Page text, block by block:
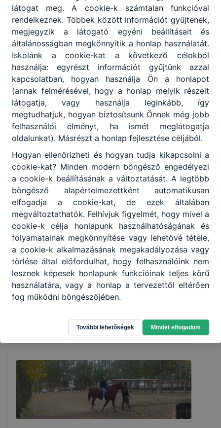
Hírek
Pályaválasztás
Szakma? Érettségi? Jövő! Technikum vagy
szakképző? 💸 ösztöndíj | 🎓 továbbtanulás | 📈
versenyképes tudás 👇 Rövid videóval segítjük a
döntést!
január 23.
látogat meg. A cookie-k számtalan funkcióval
rendelkeznek. Többek között információt gyűjtenek,
megjegyzik a látogató egyéni beállításait és
általánosságban megkönnyítik a honlap használatát.
Iskolánk a cookie-kat a következő célokból
használja: egyrészt információt gyűjtünk azzal
kapcsolatban, hogyan használja Ön a honlapot
(annak felmérésével, hogy a honlap melyik részeit
látogatja, vagy használja leginkább, így
megtudhatjuk, hogyan biztosítsunk Önnek még jobb
felhasználói élményt, ha ismét meglátogatja
oldalunkat). Másrészt a honlap fejlesztése céljából.
Hogyan ellenőrizheti és hogyan tudja kikapcsolni a
cookie-kat? Minden modern böngésző engedélyezi
a cookie-k beállításának a változtatását. A legtöbb
böngésző alapértelmezettként automatikusan
elfogadja a cookie-kat, de ezek általában
megváltoztathatók. Felhívjuk figyelmét, hogy mivel a
cookie-k célja honlapunk használhatóságának és
folyamatainak megkönnyítése vagy lehetővé tétele,
a cookie-k alkalmazásának megakadályozása vagy
törlése által előfordulhat, hogy felhasználóink nem
lesznek képesek honlapunk funkcióinak teljes körű
használatára, vagy a honlap a tervezettől eltérően
fog működni böngészőjében.
További lehetőségek Mindet elfogadom